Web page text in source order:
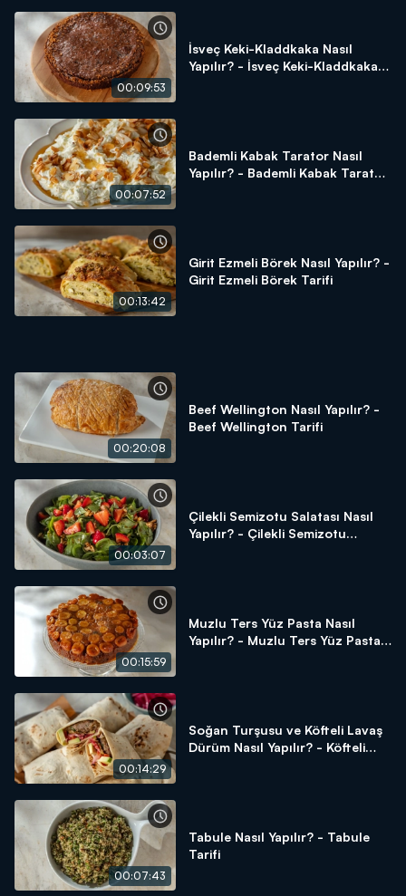
00:09:53
İsveç Keki-Kladdkaka Nasıl
Yapılır? - İsveç Keki-Kladdkaka
00:07:52
Bademli Kabak Tarator Nasıl
Yapılır? - Bademli Kabak Tarator
00:13:42
Girit Ezmeli Börek Nasıl Yapılır? -
Girit Ezmeli Börek Tarifi
00:20:08
Beef Wellington Nasıl Yapılır? -
Beef Wellington Tarifi
00:03:07
Çilekli Semizotu Salatası Nasıl
Yapılır? - Çilekli Semizotu
00:15:59
Muzlu Ters Yüz Pasta Nasıl
Yapılır? - Muzlu Ters Yüz Pasta
00:14:29
Soğan Turşusu ve Köfteli Lavaş
Dürüm Nasıl Yapılır? - Köfteli
00:07:43
Tabule Nasıl Yapılır? - Tabule
Tarifi